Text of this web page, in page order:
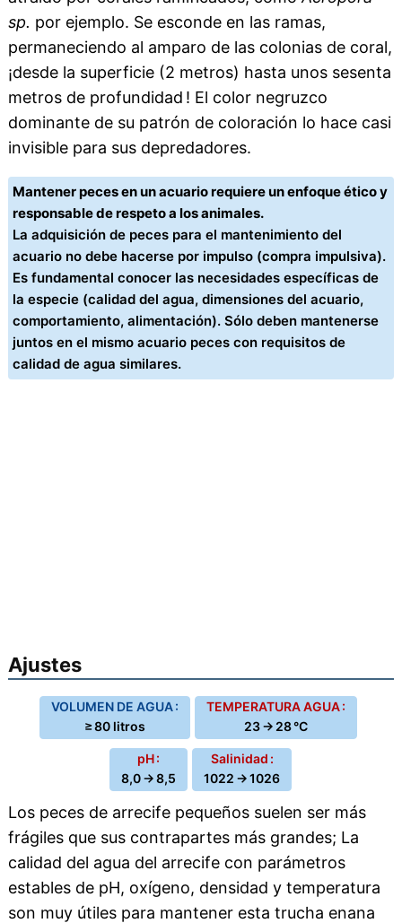
sp. por ejemplo. Se esconde en las ramas,
permaneciendo al amparo de las colonias de coral,
¡desde la superficie (2 metros) hasta unos sesenta
metros de profundidad ! El color negruzco
dominante de su patrón de coloración lo hace casi
invisible para sus depredadores.
Mantener peces en un acuario requiere un enfoque ético y
responsable de respeto a los animales.
La adquisición de peces para el mantenimiento del
acuario no debe hacerse por impulso (compra impulsiva).
Es fundamental conocer las necesidades específicas de
la especie (calidad del agua, dimensiones del acuario,
comportamiento, alimentación). Sólo deben mantenerse
juntos en el mismo acuario peces con requisitos de
calidad de agua similares.
Ajustes
VOLUMEN DE AGUA :
≥ 80 litros
TEMPERATURA AGUA :
23 → 28 °C
pH :
8,0 → 8,5
Salinidad :
1022 → 1026
Los peces de arrecife pequeños suelen ser más
frágiles que sus contrapartes más grandes; La
calidad del agua del arrecife con parámetros
estables de pH, oxígeno, densidad y temperatura
son muy útiles para mantener esta trucha enana